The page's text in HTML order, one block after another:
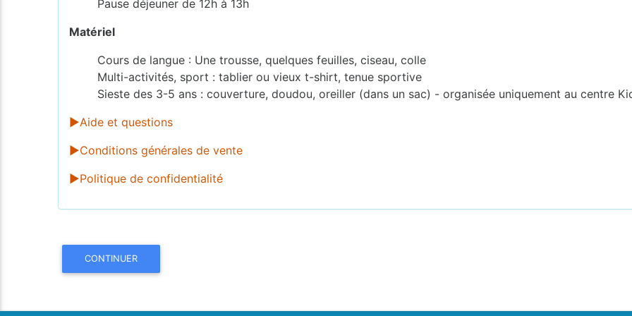
Pause déjeuner de 12h à 13h
Matériel
Cours de langue : Une trousse, quelques feuilles, ciseau, colle
Multi-activités, sport : tablier ou vieux t-shirt, tenue sportive
Sieste des 3-5 ans : couverture, doudou, oreiller (dans un sac) - organisée uniquement au centre
►Aide et questions
►Conditions générales de vente
►Politique de confidentialité
CONTINUER